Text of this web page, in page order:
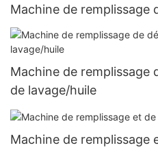
Machine de remplissage
Machine de
de lavage/huile
Machine de remplissage